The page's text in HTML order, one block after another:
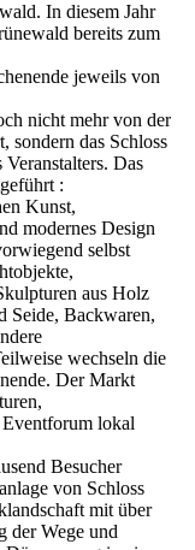
In diesem Jahr
bereits zum
jeweils von
nicht mehr von der
sondern das Schloss
Das
:
Kunst,
modernes Design
selbst
aus Holz
Seide, Backwaren,
wechseln die
Der Markt
lokal
Besucher
von Schloss
mit über
der Wege und